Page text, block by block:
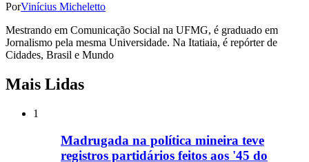
PorVinícius Micheletto
Mestrando em Comunicação Social na UFMG, é graduado em
Jornalismo pela mesma Universidade. Na Itatiaia, é repórter de
Cidades, Brasil e Mundo
Mais Lidas
1
Madrugada na política mineira teve
registros partidários feitos aos '45 do